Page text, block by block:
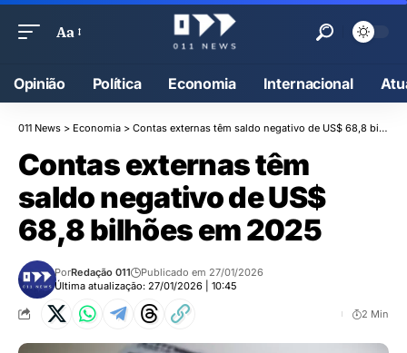
Aa
Opinião Política Economia Internacional
011 News > Economia > Contas externas têm saldo negativo de US$ 68,8 bilhões em 2025
Contas externas têm
saldo negativo de US$
68,8 bilhões em 2025
Última atualização: 27/01/2026 | 10:45
PorRedação 011 Publicado em 27/01/2026
2 Min